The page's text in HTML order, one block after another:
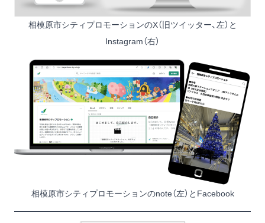
相模原市シティプロモーションのX（旧ツイッター、左）と
Instagram（右）
相模原市シティプロモーションのnote（左）と Facebook